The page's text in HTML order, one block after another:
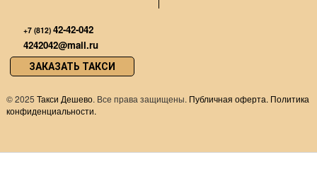
+7 (812) 42-42-042
4242042@mail.ru
ЗАКАЗАТЬ ТАКСИ
©2025 Такси Дешево. Все права защищены. Публичная оферта. Политика
конфиденциальности.